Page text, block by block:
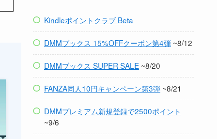
Kindleポイントクラブ Beta
DMMブックス 15%OFFクーポン第4弾~8/12
DMMブックス SUPER SALE~8/20
FANZA同人10円キャンペーン第3弾~8/21
DMMプレミアム新規登録で2500ポイント
~9/6